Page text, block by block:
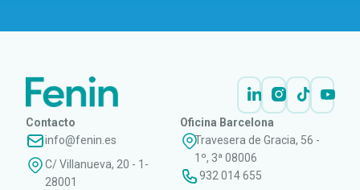
Contacto
info@fenin.es
C/ Villanueva, 20 - 1-
28001
Oficina Barcelona
Travesera de Gracia, 56 -
1º, 3ª 08006
932 014 655